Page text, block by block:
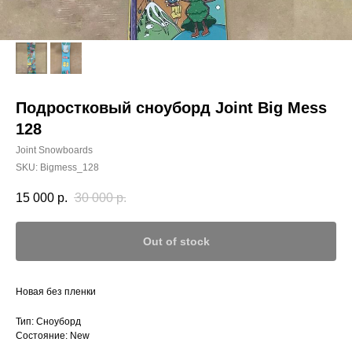
Подростковый сноуборд Joint Big Mess
128
Joint Snowboards
SKU: Bigmess_128
15 000 р. 30 000 р.
Out of stock
Новая без пленки
Тип: Сноуборд
Состояние: New